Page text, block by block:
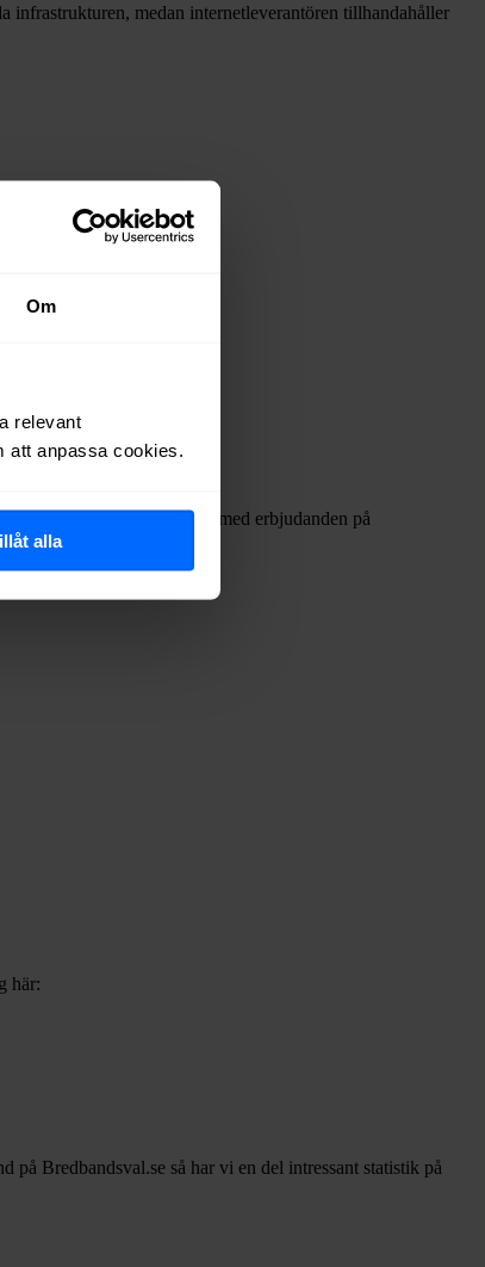
Om
relevant
att anpassa cookies.
alla
infrastrukturen, medan internetleverantören tillhandahåller
har dykt upp med erbjudanden på
här:
på Bredbandsval.se så har vi en del intressant statistik på